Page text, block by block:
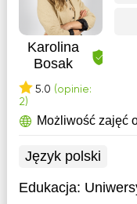
Karolina
Bosak
5.0 (opinie:
2)
Możliwość zajęć
Język polski
Edukacja: